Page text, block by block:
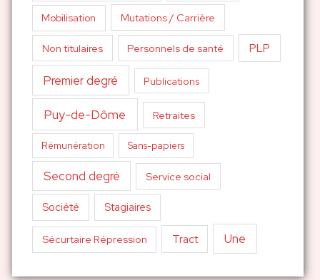
Mobilisation Mutations / Carrière
Non titulaires Personnels de santé PLP
Premier degré Publications
Puy-de-Dôme Retraites
Rémunération Sans-papiers
Second degré Service social
Société Stagiaires
Sécurtaire Répression Tract Une